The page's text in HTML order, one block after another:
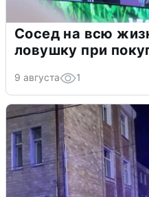
Сосед на всю
ловушку при
9 августа 1